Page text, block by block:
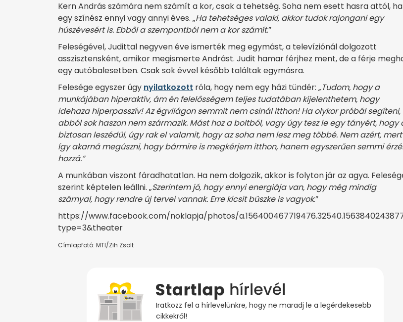
Kern András számára nem számít a kor, csak a tehetség. Soha nem esett hasra attól, ha
egy színész ennyi vagy annyi éves. „Ha tehetséges valaki, akkor tudok rajongani egy
húszévesért is. Ebből a szempontból nem a kor számít.”
Feleségével, Judittal negyven éve ismerték meg egymást, a televíziónál dolgozott
asszisztensként, amikor megismerte Andrást. Judit hamar férjhez ment, de a férje
egy autóbalesetben. Csak sok évvel később találtak egymásra.
Felesége egyszer úgy nyilatkozott róla, hogy nem egy házi tündér: „Tudom, hogy a
munkájában hiperaktív, ám én felelősségem teljes tudatában kijelenthetem, hogy
idehaza hiperpasszív! Az égvilágon semmit nem csinál itthon! Ha olykor próbál segíteni,
abból sok haszon nem származik. Mást hoz a boltból, vagy úgy tesz le egy tányért, hogy
biztosan leszédül, úgy rak el valamit, hogy az soha nem lesz meg többé. Nem azért, mert
így akarná megúszni, hogy bármire is megkérjem itthon, hanem egyszerűen semmi
hozzá.”
A munkában viszont fáradhatatlan. Ha nem dolgozik, akkor is folyton jár az agya.
szerint képtelen leállni. „Szerintem jó, hogy ennyi energiája van, hogy még mindig
szárnyal, hogy rendre új tervei vannak. Erre kicsit büszke is vagyok.”
https://www.facebook.com/noklapja/photos/
type=3&theater
Címlapfotó: MTI/Zih Zsolt
Iratkozz fel a hírlevelünkre, hogy ne maradj le a legérdekesebb
cikkekről!